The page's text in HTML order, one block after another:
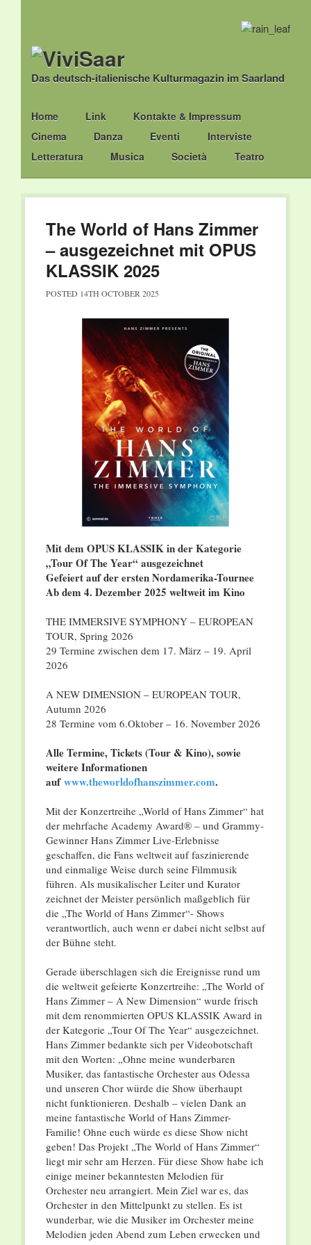
Das deutsch-italienische Kulturmagazin im Saarland
Main menu
Skip
to
content
Home Link
Kontakte & Impressum
Cinema
Danza Eventi
Interviste
Letteratura
Musica Società Teatro
The World of Hans Zimmer
– ausgezeichnet mit OPUS
KLASSIK 2025
POSTED 14TH OCTOBER 2025
Mit dem OPUS KLASSIK in der Kategorie
„Tour Of The Year“ ausgezeichnet
Gefeiert auf der ersten Nordamerika-Tournee
Ab dem 4. Dezember 2025 weltweit im Kino
THE IMMERSIVE SYMPHONY – EUROPEAN
TOUR, Spring 2026
29 Termine zwischen dem 17. März – 19. April
2026
A NEW DIMENSION – EUROPEAN TOUR,
Autumn 2026
28 Termine vom 6.Oktober – 16. November 2026
Alle Termine, Tickets (Tour & Kino), sowie
weitere Informationen
aufwww.theworldofhanszimmer.com.
Mit der Konzertreihe „World of Hans Zimmer“ hat
der mehrfache Academy Award® – und Grammy-
Gewinner Hans Zimmer Live-Erlebnisse
geschaffen, die Fans weltweit auf faszinierende
und einmalige Weise durch seine Filmmusik
führen. Als musikalischer Leiter und Kurator
zeichnet der Meister persönlich maßgeblich für
die „The World of Hans Zimmer“- Shows
verantwortlich, auch wenn er dabei nicht selbst auf
der Bühne steht.
Gerade überschlagen sich die Ereignisse rund um
die weltweit gefeierte Konzertreihe: „The World of
Hans Zimmer – A New Dimension“ wurde frisch
mit dem renommierten OPUS KLASSIK Award in
der Kategorie „Tour Of The Year“ ausgezeichnet.
Hans Zimmer bedankte sich per Videobotschaft
mit den Worten: „Ohne meine wunderbaren
Musiker, das fantastische Orchester aus Odessa
und unseren Chor würde die Show überhaupt
nicht funktionieren. Deshalb – vielen Dank an
meine fantastische World of Hans Zimmer-
Familie! Ohne euch würde es diese Show nicht
geben! Das Projekt „The World of Hans Zimmer“
liegt mir sehr am Herzen. Für diese Show habe ich
einige meiner bekanntesten Melodien für
Orchester neu arrangiert. Mein Ziel war es, das
Orchester in den Mittelpunkt zu stellen. Es ist
wunderbar, wie die Musiker im Orchester meine
Melodien jeden Abend zum Leben erwecken und